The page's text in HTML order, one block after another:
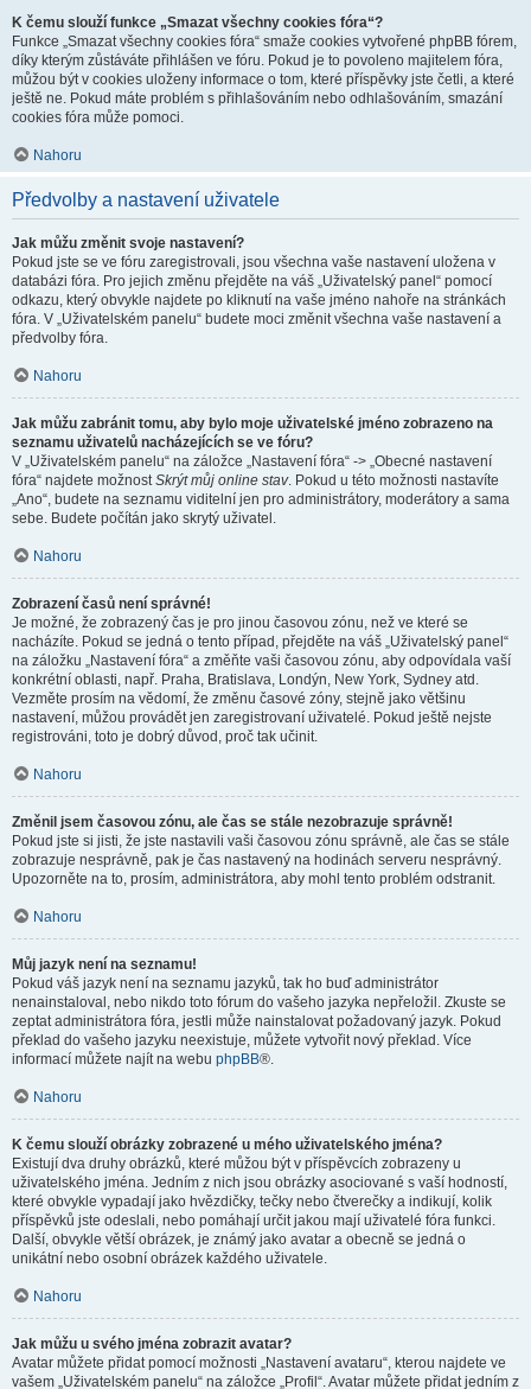
K čemu slouží funkce „Smazat všechny cookies fóra“?
Funkce „Smazat všechny cookies fóra“ smaže cookies vytvořené phpBB fórem,
díky kterým zůstáváte přihlášen ve fóru. Pokud je to povoleno majitelem fóra,
můžou být v cookies uloženy informace o tom, které příspěvky jste četli, a které
ještě ne. Pokud máte problém s přihlašováním nebo odhlašováním, smazání
cookies fóra může pomoci.
Nahoru
Předvolby a nastavení uživatele
Jak můžu změnit svoje nastavení?
Pokud jste se ve fóru zaregistrovali, jsou všechna vaše nastavení uložena v
databázi fóra. Pro jejich změnu přejděte na váš „Uživatelský panel“ pomocí
odkazu, který obvykle najdete po kliknutí na vaše jméno nahoře na stránkách
fóra. V „Uživatelském panelu“ budete moci změnit všechna vaše nastavení a
předvolby fóra.
Nahoru
Jak můžu zabránit tomu, aby bylo moje uživatelské jméno zobrazeno na
seznamu uživatelů nacházejících se ve fóru?
V „Uživatelském panelu“ na záložce „Nastavení fóra“ -> „Obecné nastavení
fóra“ najdete možnostSkrýt můj online stav. Pokud u této možnosti nastavíte
„Ano“, budete na seznamu viditelní jen pro administrátory, moderátory a sama
sebe. Budete počítán jako skrytý uživatel.
Nahoru
Zobrazení časů není správné!
Je možné, že zobrazený čas je pro jinou časovou zónu, než ve které se
nacházíte. Pokud se jedná o tento případ, přejděte na váš „Uživatelský panel“
na záložku „Nastavení fóra“ a změňte vaši časovou zónu, aby odpovídala vaší
konkrétní oblasti, např. Praha, Bratislava, Londýn, New York, Sydney atd.
Vezměte prosím na vědomí, že změnu časové zóny, stejně jako většinu
nastavení, můžou provádět jen zaregistrovaní uživatelé. Pokud ještě nejste
registrováni, toto je dobrý důvod, proč tak učinit.
Nahoru
Změnil jsem časovou zónu, ale čas se stále nezobrazuje správně!
Pokud jste si jisti, že jste nastavili vaši časovou zónu správně, ale čas se stále
zobrazuje nesprávně, pak je čas nastavený na hodinách serveru nesprávný.
Upozorněte na to, prosím, administrátora, aby mohl tento problém odstranit.
Nahoru
Můj jazyk není na seznamu!
Pokud váš jazyk není na seznamu jazyků, tak ho buď administrátor
nenainstaloval, nebo nikdo toto fórum do vašeho jazyka nepřeložil. Zkuste se
zeptat administrátora fóra, jestli může nainstalovat požadovaný jazyk. Pokud
překlad do vašeho jazyku neexistuje, můžete vytvořit nový překlad. Více
informací můžete najít na webu phpBB®.
Nahoru
K čemu slouží obrázky zobrazené u mého uživatelského jména?
Existují dva druhy obrázků, které můžou být v příspěvcích zobrazeny u
uživatelského jména. Jedním z nich jsou obrázky asociované s vaší hodností,
které obvykle vypadají jako hvězdičky, tečky nebo čtverečky a indikují, kolik
příspěvků jste odeslali, nebo pomáhají určit jakou mají uživatelé fóra funkci.
Další, obvykle větší obrázek, je známý jako avatar a obecně se jedná o
unikátní nebo osobní obrázek každého uživatele.
Nahoru
Jak můžu u svého jména zobrazit avatar?
Avatar můžete přidat pomocí možnosti „Nastavení avataru“, kterou najdete ve
vašem „Uživatelském panelu“ na záložce „Profil“. Avatar můžete přidat jedním z